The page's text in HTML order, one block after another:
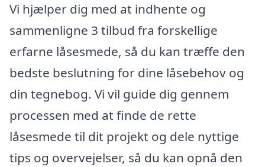
Vi hjælper dig med at indhente og
sammenligne 3 tilbud fra forskellige
erfarne låsesmede, så du kan træffe den
bedste beslutning for dine låsebehov og
din tegnebog. Vi vil guide dig gennem
processen med at finde de rette
låsesmede til dit projekt og dele nyttige
tips og overvejelser, så du kan opnå den